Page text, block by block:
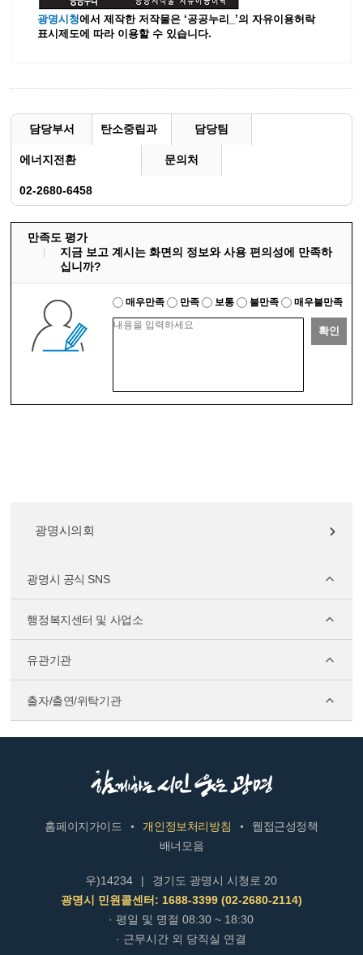
광명시청에서 제작한 저작물은 ‘공공누리_’의 자유이용허락
표시제도에 따라 이용할 수 있습니다.
담당부서 탄소중립과 담당팀
에너지전환 문의처
02-2680-6458
만족도 평가
지금 보고 계시는 화면의 정보와 사용 편의성에 만족하
십니까?
매우만족 만족 보통 불만족 매우불만족
확인
광명시의회
광명시 공식 SNS
행정복지센터 및 사업소
유관기관
출자/출연/위탁기관
홈페이지가이드 개인정보처리방침
웹접근성정책
배너모음
우)14234 |
경기도 광명시 시청로 20
광명시 민원콜센터: 1688-3399 (02-2680-2114)
· 평일 및 명절 08:30 ~ 18:30
· 근무시간 외 당직실 연결